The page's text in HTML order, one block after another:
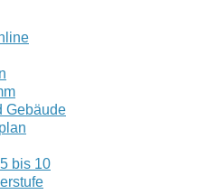
Gebäude
bis 10